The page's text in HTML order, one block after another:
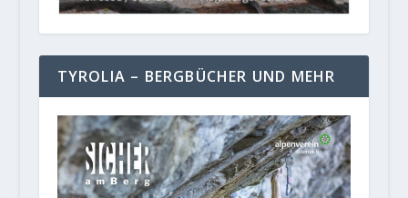
TYROLIA – BERGBÜCHER UND MEHR